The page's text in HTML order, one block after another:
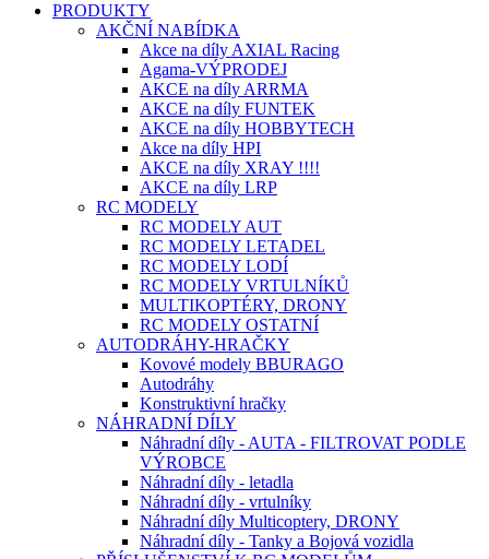
PRODUKTY
AKČNÍ NABÍDKA
Akce na díly AXIAL Racing
Agama-VÝPRODEJ
AKCE na díly ARRMA
AKCE na díly FUNTEK
AKCE na díly HOBBYTECH
Akce na díly HPI
AKCE na díly XRAY !!!!
AKCE na díly LRP
RC MODELY
RC MODELY AUT
RC MODELY LETADEL
RC MODELY LODÍ
RC MODELY VRTULNÍKŮ
MULTIKOPTÉRY, DRONY
RC MODELY OSTATNÍ
AUTODRÁHY-HRAČKY
Kovové modely BBURAGO
Autodráhy
Konstruktivní hračky
NÁHRADNÍ DÍLY
Náhradní díly - AUTA - FILTROVAT PODLE
VÝROBCE
Náhradní díly - letadla
Náhradní díly - vrtulníky
Náhradní díly Multicoptery, DRONY
Náhradní díly - Tanky a Bojová vozidla